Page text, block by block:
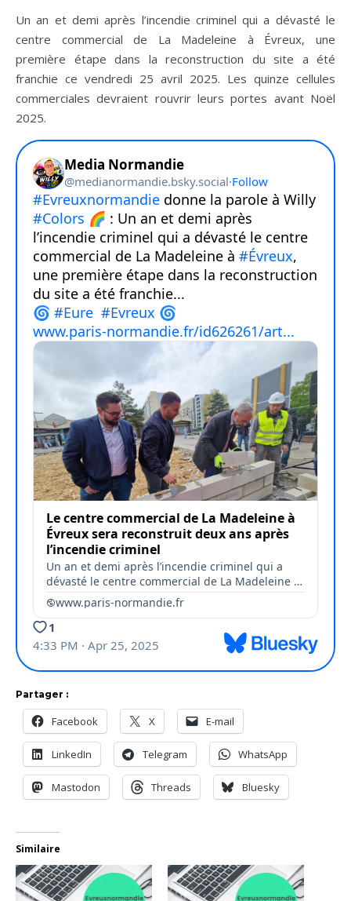
Un an et demi après l’incendie criminel qui a dévasté le
centre commercial de La Madeleine à Évreux, une
première étape dans la reconstruction du site a été
franchie ce vendredi 25 avril 2025. Les quinze cellules
commerciales devraient rouvrir leurs portes avant Noël
2025.
Partager :
Facebook X E-mail
LinkedIn Telegram WhatsApp
Mastodon Threads Bluesky
Similaire